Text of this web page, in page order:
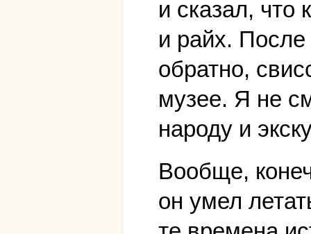
и сказал, что
и райх.
обратно,
музее. Я не
народу и
Вообще,
он умел